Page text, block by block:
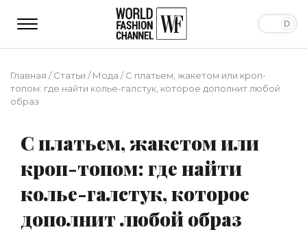
Главная /Статьи /Мода /С платьем, жакетом или кроп-
топом: где найти колье-галстук, которое дополнит любой
образ
С платьем, жакетом или
кроп-топом: где найти
колье-галстук, которое
дополнит любой образ